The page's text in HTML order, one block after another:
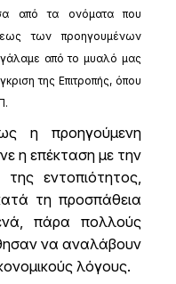
από τα ονόματα που
των προηγουμένων
από το μυαλό μας
της Επιτροπής, όπου
η προηγούμενη
η επέκταση με την
εντοπιότητος,
τη προσπάθεια
πάρα πολλούς
να αναλάβουν
λόγους.